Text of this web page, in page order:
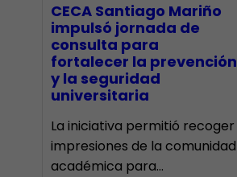
CECA Santiago Mariño
impulsó jornada de
consulta para
fortalecer la prevención
y la seguridad
universitaria
La iniciativa permitió recoger
impresiones de la comunidad
académica para…